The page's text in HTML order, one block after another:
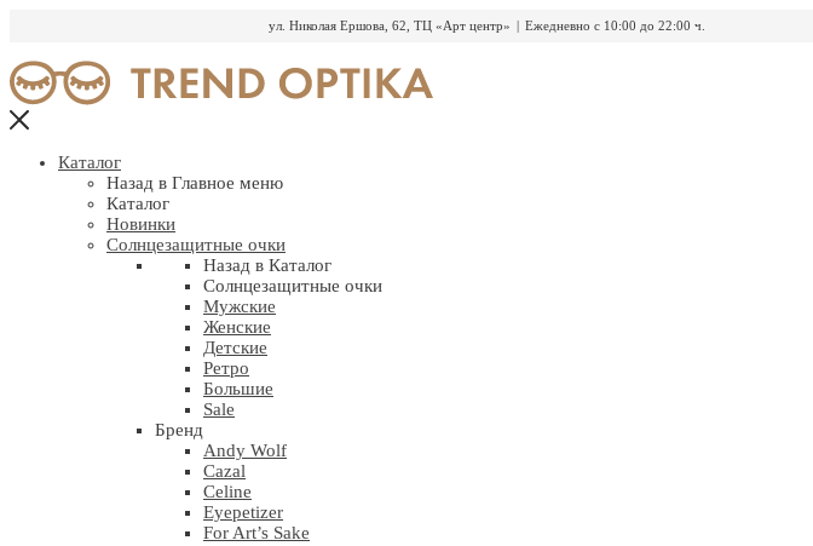
ул. Николая Ершова, 62, ТЦ «Арт центр» | Ежедневно с 10:00 до 22:00 ч.
к
содержимому
Каталог
Назад в Главное меню
Каталог
Новинки
Солнцезащитные очки
Назад в Каталог
Солнцезащитные очки
Мужские
Женские
Детские
Ретро
Большие
Sale
Бренд
Andy Wolf
Cazal
Celine
Eyepetizer
For Art’s Sake